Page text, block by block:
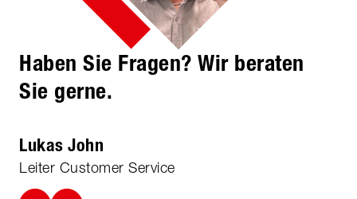
Haben Sie Fragen? Wir beraten
Sie gerne.
Lukas John
Leiter Customer Service